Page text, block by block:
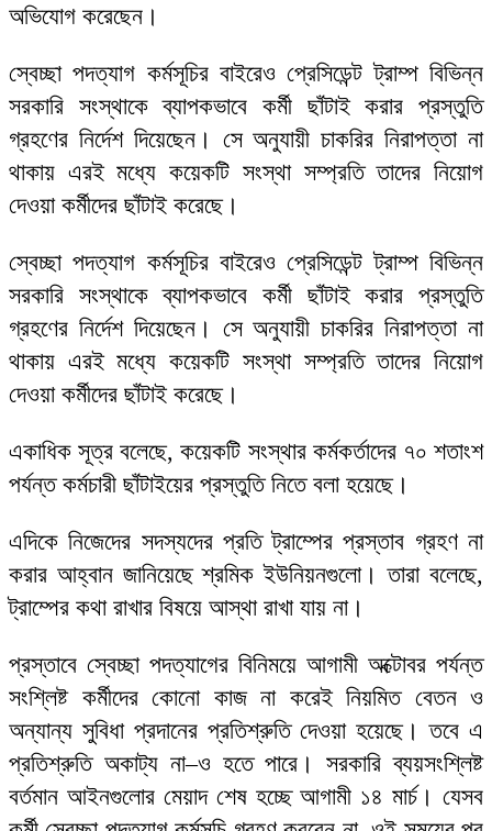
অভিযোগ করেছেন।
স্বেচ্ছা পদত্যাগ কর্মসূচির বাইরেও প্রেসিডেন্ট ট্রাম্প বিভিন্ন
সরকারি সংস্থাকে ব্যাপকভাবে কর্মী ছাঁটাই করার প্রস্তুতি
গ্রহণের নির্দেশ দিয়েছেন। সে অনুযায়ী চাকরির নিরাপত্তা না
থাকায় এরই মধ্যে কয়েকটি সংস্থা সম্প্রতি তাদের নিয়োগ
দেওয়া কর্মীদের ছাঁটাই করেছে।
স্বেচ্ছা পদত্যাগ কর্মসূচির বাইরেও প্রেসিডেন্ট ট্রাম্প বিভিন্ন
সরকারি সংস্থাকে ব্যাপকভাবে কর্মী ছাঁটাই করার প্রস্তুতি
গ্রহণের নির্দেশ দিয়েছেন। সে অনুযায়ী চাকরির নিরাপত্তা না
থাকায় এরই মধ্যে কয়েকটি সংস্থা সম্প্রতি তাদের নিয়োগ
দেওয়া কর্মীদের ছাঁটাই করেছে।
একাধিক সূত্র বলেছে, কয়েকটি সংস্থার কর্মকর্তাদের ৭০ শতাংশ
পর্যন্ত কর্মচারী ছাঁটাইয়ের প্রস্তুতি নিতে বলা হয়েছে।
এদিকে নিজেদের সদস্যদের প্রতি ট্রাম্পের প্রস্তাব গ্রহণ না
করার আহ্বান জানিয়েছে শ্রমিক ইউনিয়নগুলো। তারা বলেছে,
ট্রাম্পের কথা রাখার বিষয়ে আস্থা রাখা যায় না।
প্রস্তাবে স্বেচ্ছা পদত্যাগের বিনিময়ে আগামী অক্টোবর পর্যন্ত
সংশ্লিষ্ট কর্মীদের কোনো কাজ না করেই নিয়মিত বেতন ও
অন্যান্য সুবিধা প্রদানের প্রতিশ্রুতি দেওয়া হয়েছে। তবে এ
প্রতিশ্রুতি অকাট্য না–ও হতে পারে। সরকারি ব্যয়সংশ্লিষ্ট
বর্তমান আইনগুলোর মেয়াদ শেষ হচ্ছে আগামী ১৪ মার্চ। যেসব